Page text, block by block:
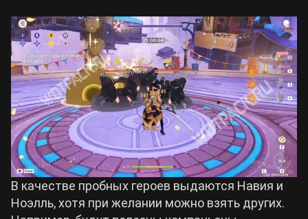
В качестве пробных героев выдаются Навия и
Ноэлль, хотя при желании можно взять других.